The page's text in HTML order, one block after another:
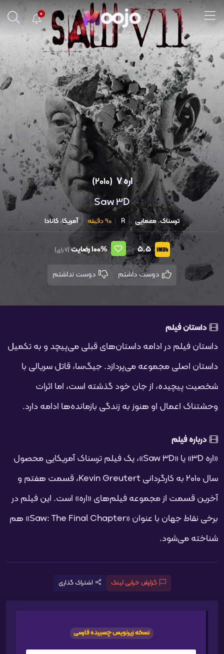
0
اره 7 (2010)
Saw 3D
ترسناک،معمایی R 90 دقیقه آمریکا،کانادا
5.5
100%رضایت(7 رای)
داستان فیلم
داستان فیلم در ادامه داستان‌های قبلی می‌پیچد و به تکمیل
داستان اصلی مجموعه می‌پردازد. جیگ‌سا، قاتل سریالی با
شخصیت پیچیده، از جان خود گذشته است، اما اثرات
وحشتناک اعمال او هنوز به زندگی بازمانده‌ها ادامه دارد.
درباره فیلم
«اره 3D» یا «Saw 3D»، یک فیلم ترسناک آمریکایی محصول
سال ۲۰۱۰ به کارگردانی Kevin Greutert، قسمت هفتم و
آخرین قسمت از مجموعه فیلم‌های «اره» است. این فیلم در
برخی نقاط جهان با عنوان «Saw: The Final Chapter» هم
شناخته می‌شود.
گزارش خرابی لینک اشتراک گذاری
نسخه زیرنویس چسبیده فارسی